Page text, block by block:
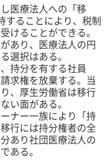
医療法人への「移
することにより、税制
けることができる。
あり、医療法人の円
選択はある。
持分を有する社員
求権を放棄する。当
、厚生労働省は移行
い面がある。
ナー一族により「持
行には持分権者の全
あり社団医療法人の
ある。